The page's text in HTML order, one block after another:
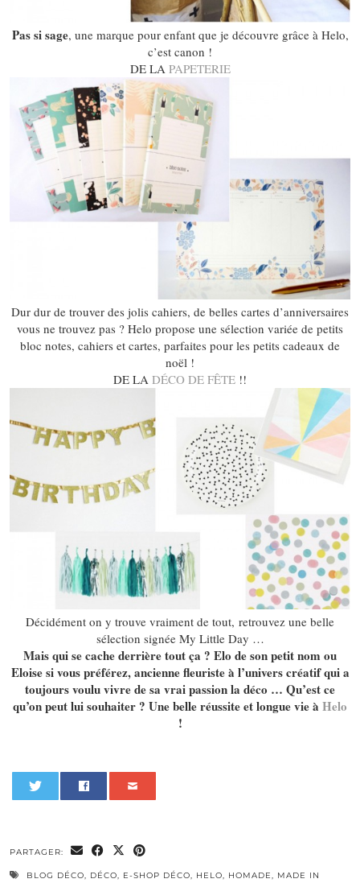
Pas si sage, une marque pour enfant que je découvre grâce à Helo,
c’est canon !
DE LA PAPETERIE
Dur dur de trouver des jolis cahiers, de belles cartes d’anniversaires
vous ne trouvez pas ? Helo propose une sélection variée de petits
bloc notes, cahiers et cartes, parfaites pour les petits cadeaux de
noël !
DE LA DÉCO DE FÊTE !!
Décidément on y trouve vraiment de tout, retrouvez une belle
sélection signée My Little Day …
Mais qui se cache derrière tout ça ? Elo de son petit nom ou
Eloise si vous préférez, ancienne fleuriste à l’univers créatif qui a
toujours voulu vivre de sa vrai passion la déco … Qu’est ce
qu’on peut lui souhaiter ? Une belle réussite et longue vie à Helo
!
PARTAGER:
BLOG DÉCO, DÉCO, E-SHOP DÉCO, HELO, HOMADE, MADE IN